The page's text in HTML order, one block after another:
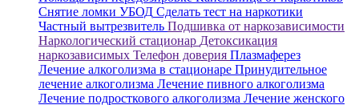
Снятие ломки УБОД Сделать тест на наркотики
Частный вытрезвитель Подшивка от наркозависимости
Наркологический стационар Детоксикация
наркозависимых Телефон доверия Плазмаферез
Лечение алкоголизма в стационаре Принудительное
лечение алкоголизма Лечение пивного алкоголизма
Лечение подросткового алкоголизма Лечение женского